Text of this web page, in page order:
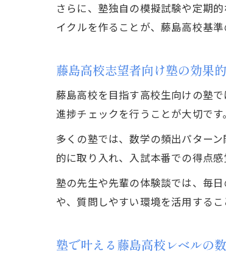
さらに、塾独自の模擬試験や定期
イクルを作ることが、藤島高校基準
藤島高校志望者向け塾の効果
藤島高校を目指す高校生向けの塾
進捗チェックを行うことが大切で
多くの塾では、数学の頻出パター
的に取り入れ、入試本番での得点感
塾の先生や先輩の体験談では、毎
や、質問しやすい環境を活用する
塾で叶える藤島高校レベルの